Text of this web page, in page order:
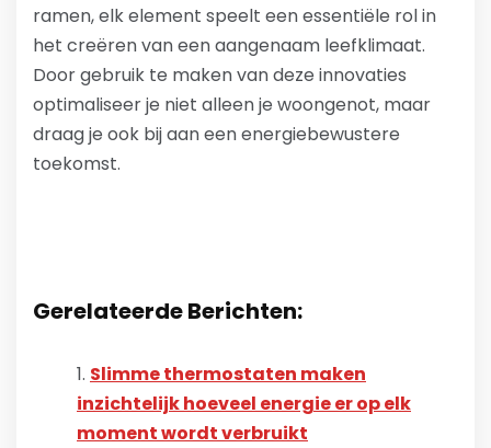
ramen, elk element speelt een essentiële rol in
het creëren van een aangenaam leefklimaat.
Door gebruik te maken van deze innovaties
optimaliseer je niet alleen je woongenot, maar
draag je ook bij aan een energiebewustere
toekomst.
Gerelateerde Berichten:
Slimme thermostaten maken
inzichtelijk hoeveel energie er op elk
moment wordt verbruikt